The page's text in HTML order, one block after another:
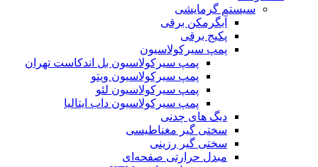
سیستم گرمایشی
آبگرمکن برقی
پکیج برقی
پمپ سیرکولاسیون
پمپ سیرکولاسیون بل اندکاست تهران
پمپ سیرکولاسیون ویتو
پمپ سیرکولاسیون لئو
پمپ سیرکولاسیون داب ایتالیا
دیگ های چدنی
سختی گیر مغناطیسی
سختی گیر رزینی
مبدل حرارتی صفحه‌ای